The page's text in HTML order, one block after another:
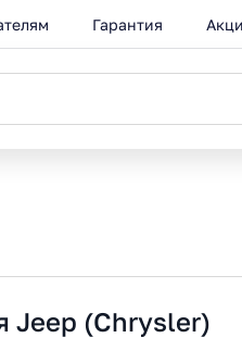
Гарантия
Jeep (Chrysler)